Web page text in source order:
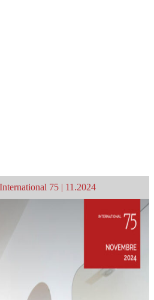
75 | 11.2024